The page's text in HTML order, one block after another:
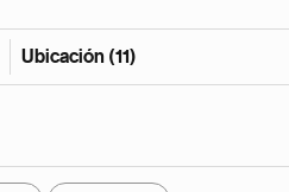
Ubicación (11)